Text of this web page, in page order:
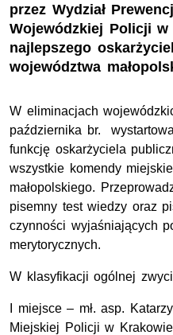
przez Wydział
Wojewódzkiej Policji
najlepszego
województwa
W eliminacjach
października br.
funkcję oskarżyciela
wszystkie komendy
małopolskiego.
pisemny test wiedzy oraz
czynności wyjaśniających
merytorycznych.
W klasyfikacji ogólnej
I miejsce – mł. asp.
Miejskiej Policji w